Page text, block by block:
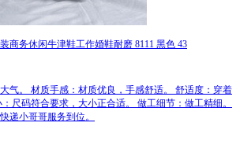
商务休闲牛津鞋工作婚鞋耐磨 8111 黑色 43
气。 材质手感：材质优良，手感舒适。 舒适度：穿着
尺码符合要求，大小正合适。 做工细节：做工精细。
递小哥哥服务到位。